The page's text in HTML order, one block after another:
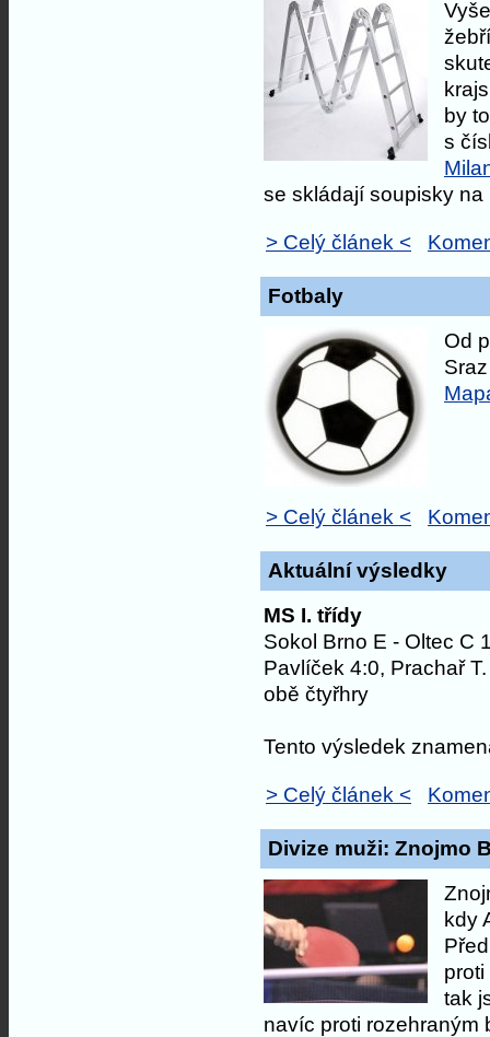
by
s
se skládají soupisky na
> Celý článek <
Fotbaly
Od
> Celý článek <
Aktuální výsledky
MS I. třídy
Sokol Brno E - Oltec C
Pavlíček 4:0, Prachař
obě čtyřhry
Tento výsledek
> Celý článek <
Divize muži: Znojmo
kdy
tak
navíc proti rozehraným